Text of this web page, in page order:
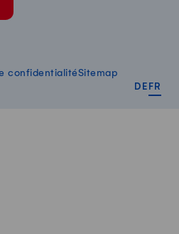
confidentialitéSitemap
DE FR